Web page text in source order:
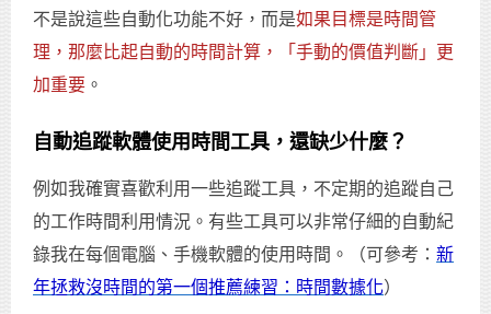
不是說這些自動化功能不好，而是如果目標是時間管
理，那麼比起自動的時間計算，「手動的價值判斷」更
加重要 。
自動追蹤軟體使用時間工具，還缺少什麼？
例如我確實喜歡利用一些追蹤工具，不定期的追蹤自己
的工作時間利用情況。有些工具可以非常仔細的自動紀
錄我在每個電腦、手機軟體的使用時間。（可參考： 新
年拯救沒時間的第一個推薦練習：時間數據化）